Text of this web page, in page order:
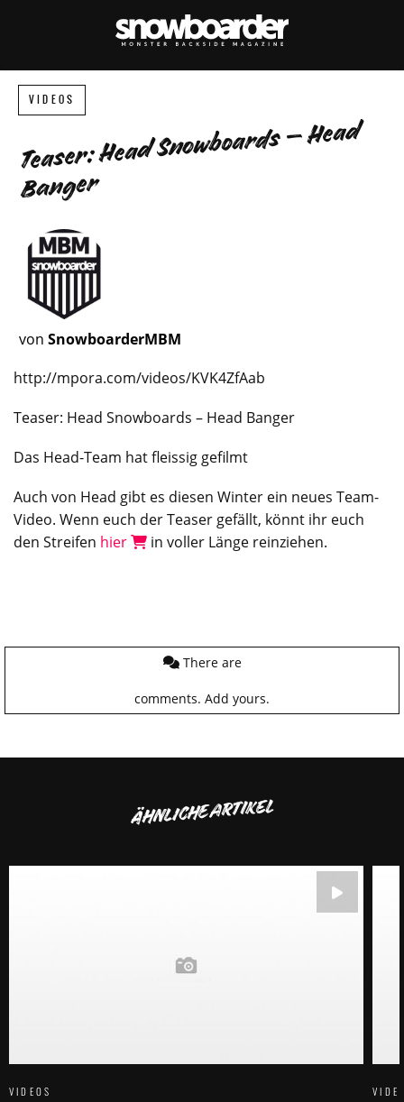
VIDEOS
Teaser: Head Snowboards – Head
Banger
von SnowboarderMBM
http://mpora.com/videos/KVK4ZfAab
Teaser: Head Snowboards – Head Banger
Das Head-Team hat fleissig gefilmt
Auch von Head gibt es diesen Winter ein neues Team-
Video. Wenn euch der Teaser gefällt, könnt ihr euch
den Streifen hier in voller Länge reinziehen.
There are
comments. Add yours.
ÄHNLICHE ARTIKEL
VIDEOS